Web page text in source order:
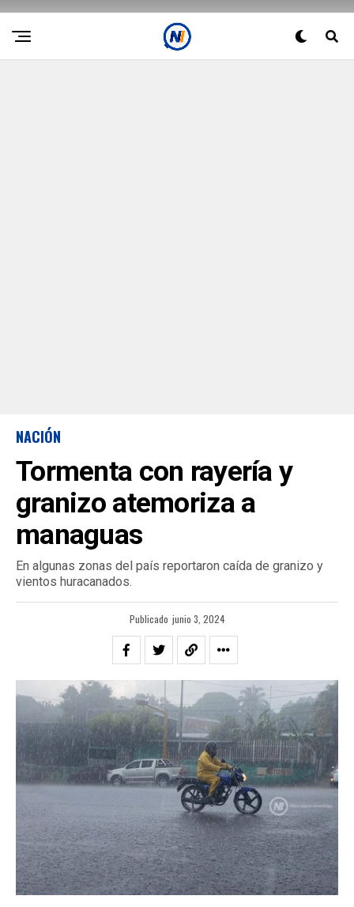
NACIÓN
Tormenta con rayería y
granizo atemoriza a
managuas
En algunas zonas del país reportaron caída de granizo y
vientos huracanados.
Publicado junio 3, 2024